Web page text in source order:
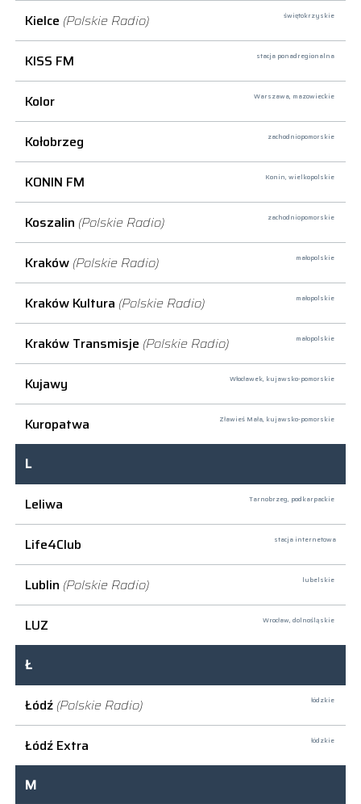
Kielce (Polskie Radio) świętokrzyskie
KISS FM stacja ponadregionalna
Kolor Warszawa, mazowieckie
Kołobrzeg zachodniopomorskie
KONIN FM Konin, wielkopolskie
Koszalin (Polskie Radio) zachodniopomorskie
Kraków (Polskie Radio) małopolskie
Kraków Kultura (Polskie Radio) małopolskie
Kraków Transmisje (Polskie Radio) małopolskie
Kujawy Włocławek, kujawsko-pomorskie
Kuropatwa Zławieś Mała, kujawsko-pomorskie
L
Leliwa
Tarnobrzeg, podkarpackie
Life4Club stacja internetowa
Lublin (Polskie Radio) lubelskie
LUZ Wrocław, dolnośląskie
Ł
Łódź (Polskie Radio) łódzkie
Łódź Extra łódzkie
M